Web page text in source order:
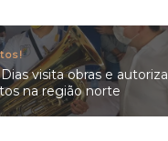
visita obras e autoriza
na região norte